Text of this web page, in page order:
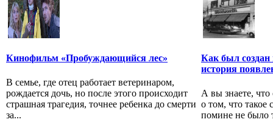
Кинофильм «Пробуждающийся лес»
В семье, где отец работает ветеринаром,
рождается дочь, но после этого происходит
страшная трагедия, точнее ребенка до смерти
за...
Как был создан
история
А вы знаете,
о том, что такое
помине не было